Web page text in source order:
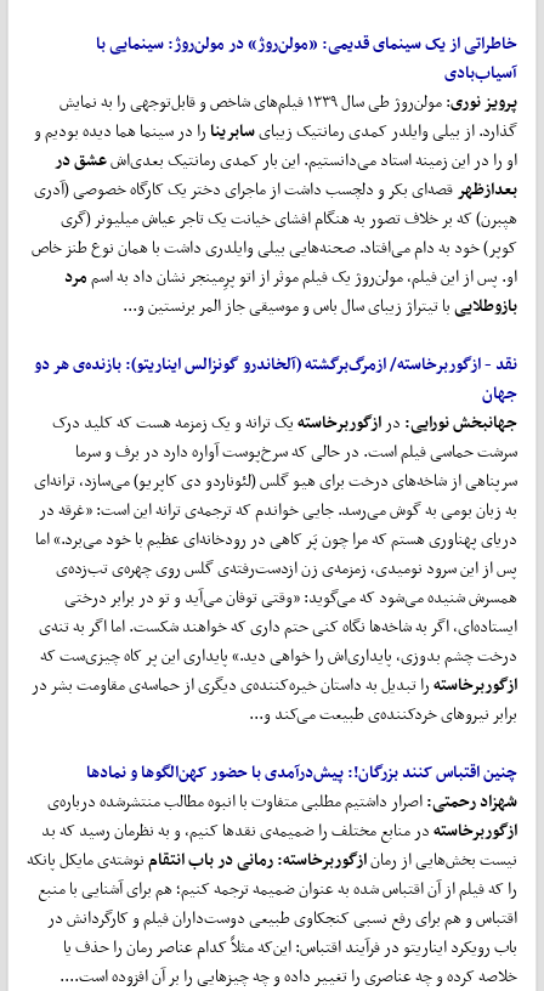
خاطراتی از یک سینمای قدیمی: «مولنروژ» در مولنروژ:سینمایی با
آسیاببادی
پرویز نوری
: مولن‌روژ طی سال ۱۳۳۹ فیلم‌های شاخص و قابل‌توجهی را به نمایش
گذارد. از بیلی وایلدر کمدی رمانتیک زیبایسابرینارا در سینما هما دیده بودیم و
او را در این زمینه استاد می‌دانستیم. این بار کمدی رمانتیک بعدی‌اشعشق در
بعدازظهرقصه‌ای بکر و دلچسب داشت از ماجرای دختر یک کارگاه خصوصی (آدری
هپبرن) که بر خلاف تصور به هنگام افشای خیانت یک تاجر عیاش میلیونر (گری
کوپر) خود به دام می‌افتاد. صحنه‌هایی بیلی وایلدری داشت با همان نوع طنز خاص
او. پس از این فیلم، مولن‌روژ یک فیلم موثر از اتو پرِمینجر نشان داد به اسممرد
بازوطلاییبا تیتراژ زیبای سال باس و موسیقی جاز المر برنستین و...
نقد - ازگوربرخاسته/ ازمرگبرگشته (آلخاندرو گونزالس ایناریتو): بازنده‌ی هر دو
جهان
جهانبخش نورایی:در ازگوربرخاستهیک ترانه و یک زمزمه هست که کلید درک
سرشت حماسی فیلم است. در حالی که سرخ‌پوست آواره دارد در برف و سرما
سرپناهی از شاخه‌های درخت برای هیو گلس (لئوناردو دی کاپریو) می‌سازد، ترانه‌ای
به زبان بومی به گوش می‌رسد. جایی خواندم که ترجمه‌ی ترانه این است: «غرقه در
دریای پهناوری هستم که مرا چون پَر کاهی در رودخانه‌ای عظیم با خود می‌برد.» اما
پس از این سرود نومیدی، زمزمه‌ی زن ازدست‌رفته‌ی گلس روی چهره‌ی تب‌زده‌ی
همسرش شنیده می‌شود که می‌گوید: «وقتی توفان می‌آید و تو در برابر درختی
ایستاده‌ای، اگر به شاخه‌ها نگاه کنی حتم داری که خواهند شکست. اما اگر به تنه‌ی
درخت چشم بدوزی، پایداری‌اش را خواهی دید.» پایداری این پر کاه چیزی‌ست که
ازگوربرخاستهرا تبدیل به داستان خیره‌کننده‌ی دیگری از حماسه‌ی مقاومت بشر در
برابر نیروهای خردکننده‌ی طبیعت می‌کند و...
چنین اقتباس کنند بزرگان!:پیشدرآمدی با حضور کهنالگوها و نمادها
شهزاد رحمتی:اصرار داشتیم مطلبی متفاوت با انبوه مطالب منتشرشده درباره‌ی
ازگوربرخاستهدر منابع مختلف را ضمیمه‌ی نقدها کنیم، و به نظرمان رسید که بد
نیست بخش‌هایی از رمانازگوربرخاسته: رمانی در باب انتقامنوشته‌ی مایکل پانکه
را که فیلم از آن اقتباس شده به عنوان ضمیمه ترجمه کنیم؛ هم برای آشنایی با منبع
اقتباس و هم برای رفع نسبی کنجکاوی طبیعی دوست‌داران فیلم و کارگردانش در
باب رویکرد ایناریتو در فرآیند اقتباس: این‌که مثلاً کدام عناصر رمان را حذف یا
خلاصه کرده و چه عناصری را تغییر داده و چه چیزهایی را بر آن افزوده است....